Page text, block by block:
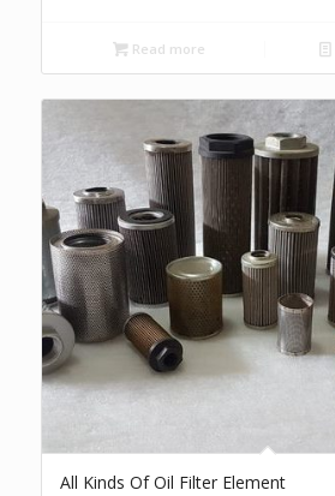
Read more
All Kinds Of Oil Filter Element